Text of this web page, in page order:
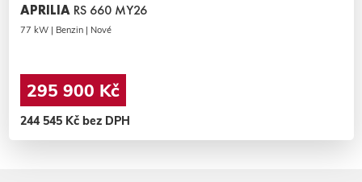
APRILIA RS 660 MY26
77 kW | Benzin | Nové
295 900 Kč
244 545 Kč bez DPH